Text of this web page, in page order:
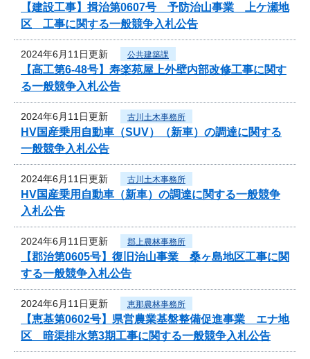
【建設工事】揖治第0607号 予防治山事業 上ケ瀬地
区 工事に関する一般競争入札公告
2024年6月11日更新 公共建築課
【高工第6-48号】寿楽苑屋上外壁内部改修工事に関す
る一般競争入札公告
2024年6月11日更新 古川土木事務所
HV国産乗用自動車（SUV）（新車）の調達に関する
一般競争入札公告
2024年6月11日更新 古川土木事務所
HV国産乗用自動車（新車）の調達に関する一般競争
入札公告
2024年6月11日更新 郡上農林事務所
【郡治第0605号】復旧治山事業 桑ヶ島地区工事に関
する一般競争入札公告
2024年6月11日更新 恵那農林事務所
【恵基第0602号】県営農業基盤整備促進事業 エナ地
区 暗渠排水第3期工事に関する一般競争入札公告